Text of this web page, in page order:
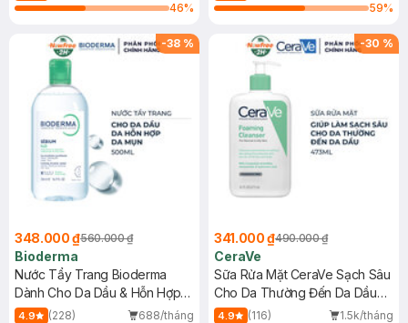
46% 59%
-38 %
348.000 ₫560.000 ₫
Bioderma
Nước Tẩy Trang Bioderma
Dành Cho Da Dầu & Hỗn Hợp
500ml
4.9 (228)
688/tháng
-30 %
341.000 ₫490.000 ₫
CeraVe
Sữa Rửa Mặt CeraVe Sạch Sâu
Cho Da Thường Đến Da Dầu
473ml
4.9 (116)
1.5k/tháng